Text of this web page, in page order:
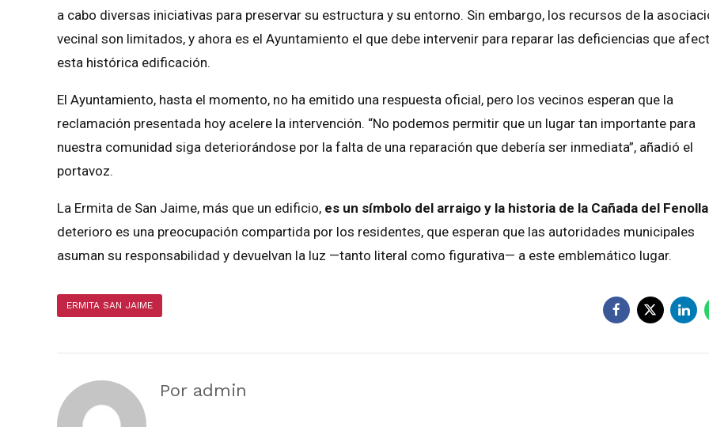
a cabo diversas iniciativas para preservar su estructura y su entorno. Sin embargo, los recursos de la
vecinal son limitados, y ahora es el Ayuntamiento el que debe intervenir para reparar las deficiencias que
esta histórica edificación.
El Ayuntamiento, hasta el momento, no ha emitido una respuesta oficial, pero los vecinos esperan que la
reclamación presentada hoy acelere la intervención. “No podemos permitir que un lugar tan importante para
nuestra comunidad siga deteriorándose por la falta de una reparación que debería ser inmediata”, añadió el
portavoz.
La Ermita de San Jaime, más que un edificio, es un símbolo del arraigo y la historia de la Cañada del
deterioro es una preocupación compartida por los residentes, que esperan que las autoridades municipales
asuman su responsabilidad y devuelvan la luz —tanto literal como figurativa— a este emblemático lugar.
ERMITA SAN JAIME
Por admin